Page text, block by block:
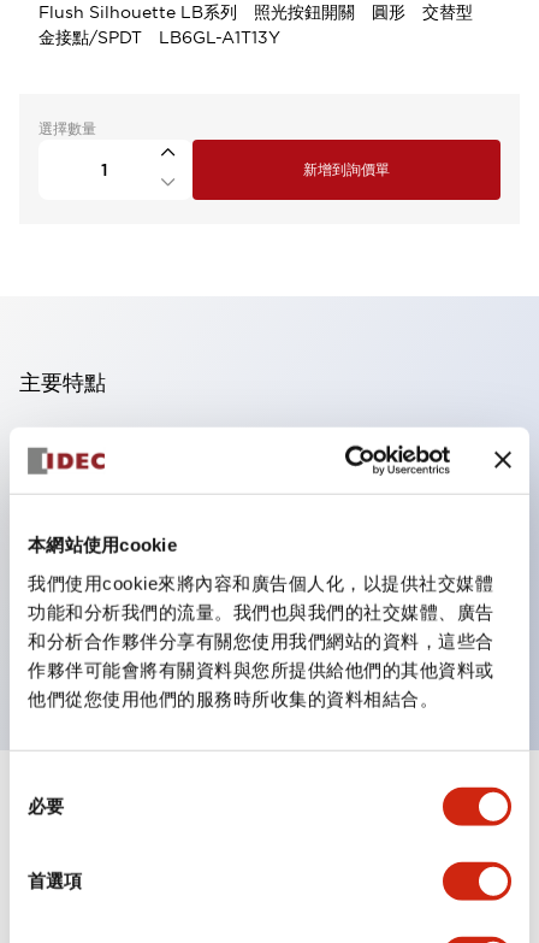
本網站使用cookie
我們使用cookie來將內容和廣告個人化，以提供社交媒體
功能和分析我們的流量。我們也與我們的社交媒體、廣告
和分析合作夥伴分享有關您使用我們網站的資料，這些合
作夥伴可能會將有關資料與您所提供給他們的其他資料或
他們從您使用他們的服務時所收集的資料相結合。
必要
首選項
Flush Silhouette LB系列 照光按鈕開關 圓形 交替型
金接點/SPDT LB6GL-A1T13Y
選擇數量
新增到詢價單
主要特點
操作面板的凹凸減少，呈現銳利感。
支援分離型／單板式
優秀的防水性能。保護結構IP65
按鈕開關、選擇開關、帶鎖選擇開關最多3c接點。
邊框顏色有黑色與金屬色兩種。
LED照明帶來明亮且清晰的照明面
規格 顯示全部 +